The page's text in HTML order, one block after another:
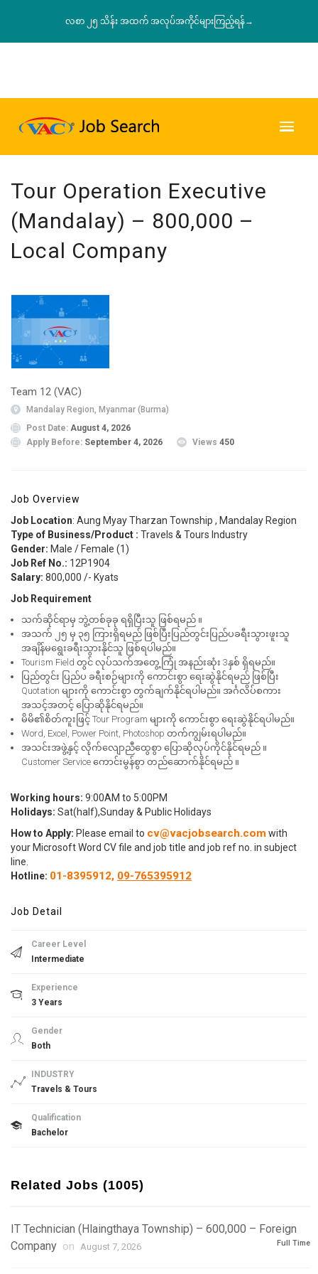
လစာ ၂၅ သိန်း အထက် အလုပ်အကိုင်များကြည့်ရန်→
Tour Operation Executive
(Mandalay) – 800,000 –
Local Company
Team 12 (VAC)
Mandalay Region, Myanmar (Burma)
Post Date: August 4, 2026
Apply Before: September 4, 2026 Views 450
Job Overview
Job Location: Aung Myay Tharzan Township , Mandalay Region
Type of Business/Product : Travels & Tours Industry
Gender: Male / Female (1)
Job Ref No.: 12P1904
Salary: 800,000 /- Kyats
Job Requirement
သက်ဆိုင်ရာမှ ဘွဲ့တစ်ခုခု ရရှိပြီးသူ ဖြစ်ရမည် ။
အသက် ၂၅ မှ ၃၅ ကြားရှိရမည် ဖြစ်ပြီးပြည်တွင်းပြည်ပခရီးသွားဖူးသူ
အချိန်မရွေးခရီးသွားနိုင်သူ ဖြစ်ရပါမည်။
Tourism Field တွင် လုပ်သက်အတွေ့ကြုံ အနည်းဆုံး 3နှစ် ရှိရမည်။
ပြည်တွင်း ပြည်ပ ခရီးစဉ်များကို ကောင်းစွာ ရေးဆွဲနိုင်ရမည် ဖြစ်ပြီး
Quotation များကို ကောင်းစွာ တွက်ချက်နိုင်ရပါမည်။ အင်္ဂလိပ်စကား
အသင့်အတင့် ပြောဆိုနိုင်ရမည်။
မိမိ၏စိတ်ကူးဖြင့် Tour Program များကို ကောင်းစွာ ရေးဆွဲနိုင်ရပါမည်။
Word, Excel, Power Point, Photoshop တက်ကျွမ်းရပါမည်။
အသင်းအဖွဲ့နှင့် လိုက်လျောညီထွေစွာ ပြောဆိုလုပ်ကိုင်နိုင်ရမည် ။
Customer Service ကောင်းမွန်စွာ တည်ဆောက်နိုင်ရမည် ။
Working hours: 9:00AM to 5:00PM
Holidays: Sat(half),Sunday & Public Holidays
How to Apply: Please email to cv@vacjobsearch.com with
your Microsoft Word CV file and job title and job ref no. in subject
line.
Hotline: 01-8395912, 09-765395912
Job Detail
Career Level
Intermediate
Experience
3 Years
Gender
Both
INDUSTRY
Travels & Tours
Qualification
Bachelor
Related Jobs (1005)
IT Technician (Hlaingthaya Township) – 600,000 – Foreign
Company on August 7, 2026 Full Time